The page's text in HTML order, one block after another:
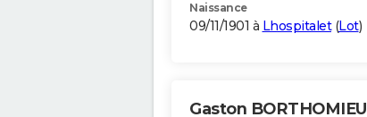
Naissance
09/11/1901 à Lhospitalet(Lot)
Gaston BORTHOMIEU